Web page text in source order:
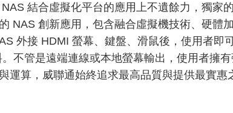
結合虛擬化平台的應用上不遺餘力，獨家的
NAS 創新應用，包含融合虛擬機技術、硬體
外接 HDMI 螢幕、鍵盤、滑鼠後，使用者即
不管是遠端連線或本地螢幕輸出，使用者擁
運算，威聯通始終追求最高品質與提供最實惠